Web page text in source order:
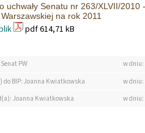
uchwały Senatu nr 263/XLVII/
na rok 2011
pdf 614,71 kB
PW
w
do BIP: Joanna Kwiatkowska
w
Joanna Kwiatkowska
w